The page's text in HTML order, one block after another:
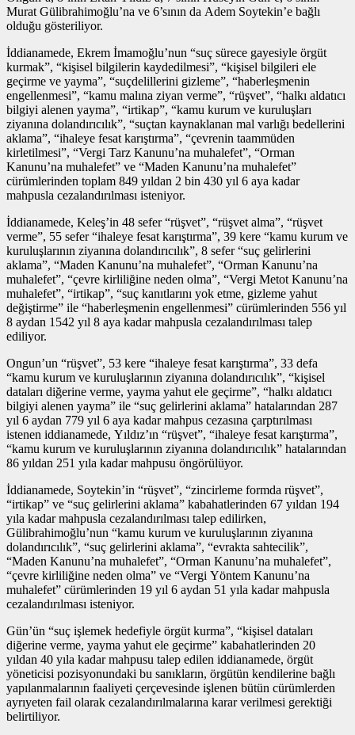
Murat Gülibrahimoğlu’na ve 6’sının da Adem Soytekin’e bağlı
olduğu gösteriliyor.
İddianamede, Ekrem İmamoğlu’nun “suç sürece gayesiyle örgüt
kurmak”, “kişisel bilgilerin kaydedilmesi”, “kişisel bilgileri ele
geçirme ve yayma”, “suçdelillerini gizleme”, “haberleşmenin
engellenmesi”, “kamu malına ziyan verme”, “rüşvet”, “halkı aldatıcı
bilgiyi alenen yayma”, “irtikap”, “kamu kurum ve kuruluşları
ziyanına dolandırıcılık”, “suçtan kaynaklanan mal varlığı bedellerini
aklama”, “ihaleye fesat karıştırma”, “çevrenin taammüden
kirletilmesi”, “Vergi Tarz Kanunu’na muhalefet”, “Orman
Kanunu’na muhalefet” ve “Maden Kanunu’na muhalefet”
cürümlerinden toplam 849 yıldan 2 bin 430 yıl 6 aya kadar
mahpusla cezalandırılması isteniyor.
İddianamede, Keleş’in 48 sefer “rüşvet”, “rüşvet alma”, “rüşvet
verme”, 55 sefer “ihaleye fesat karıştırma”, 39 kere “kamu kurum ve
kuruluşlarının ziyanına dolandırıcılık”, 8 sefer “suç gelirlerini
aklama”, “Maden Kanunu’na muhalefet”, “Orman Kanunu’na
muhalefet”, “çevre kirliliğine neden olma”, “Vergi Metot Kanunu’na
muhalefet”, “irtikap”, “suç kanıtlarını yok etme, gizleme yahut
değiştirme” ile “haberleşmenin engellenmesi” cürümlerinden 556 yıl
8 aydan 1542 yıl 8 aya kadar mahpusla cezalandırılması talep
ediliyor.
Ongun’un “rüşvet”, 53 kere “ihaleye fesat karıştırma”, 33 defa
“kamu kurum ve kuruluşlarının ziyanına dolandırıcılık”, “kişisel
dataları diğerine verme, yayma yahut ele geçirme”, “halkı aldatıcı
bilgiyi alenen yayma” ile “suç gelirlerini aklama” hatalarından 287
yıl 6 aydan 779 yıl 6 aya kadar mahpus cezasına çarptırılması
istenen iddianamede, Yıldız’ın “rüşvet”, “ihaleye fesat karıştırma”,
“kamu kurum ve kuruluşlarının ziyanına dolandırıcılık” hatalarından
86 yıldan 251 yıla kadar mahpusu öngörülüyor.
İddianamede, Soytekin’in “rüşvet”, “zincirleme formda rüşvet”,
“irtikap” ve “suç gelirlerini aklama” kabahatlerinden 67 yıldan 194
yıla kadar mahpusla cezalandırılması talep edilirken,
Gülibrahimoğlu’nun “kamu kurum ve kuruluşlarının ziyanına
dolandırıcılık”, “suç gelirlerini aklama”, “evrakta sahtecilik”,
“Maden Kanunu’na muhalefet”, “Orman Kanunu’na muhalefet”,
“çevre kirliliğine neden olma” ve “Vergi Yöntem Kanunu’na
muhalefet” cürümlerinden 19 yıl 6 aydan 51 yıla kadar mahpusla
cezalandırılması isteniyor.
Gün’ün “suç işlemek hedefiyle örgüt kurma”, “kişisel dataları
diğerine verme, yayma yahut ele geçirme” kabahatlerinden 20
yıldan 40 yıla kadar mahpusu talep edilen iddianamede, örgüt
yöneticisi pozisyonundaki bu sanıkların, örgütün kendilerine bağlı
yapılanmalarının faaliyeti çerçevesinde işlenen bütün cürümlerden
ayrıyeten fail olarak cezalandırılmalarına karar verilmesi gerektiği
belirtiliyor.